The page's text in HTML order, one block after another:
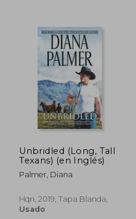
Unbridled (Long, Tall
Texans) (en Inglés)
Palmer, Diana
Hqn, 2019, Tapa Blanda,
Usado